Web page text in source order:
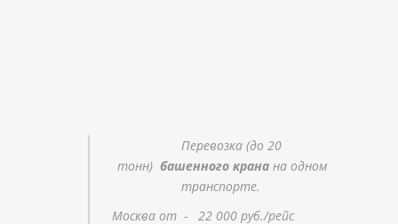
Перевозка (до 20
тонн) башенного кранана одном
транспорте.
Москва от - 22 000 руб./рейс